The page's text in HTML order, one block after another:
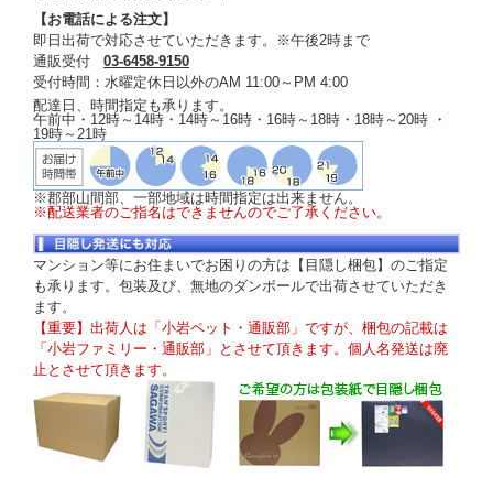
【お電話による注文】
即日出荷で対応させていただきます。※午後2時まで
通販受付 03-6458-9150
受付時間：水曜定休日以外のAM 11:00～PM 4:00
配達日、時間指定も承ります。
午前中・12時～14時・14時～16時・16時～18時・18時～20時 ・
19時～21時
※郡部山間部、一部地域は時間指定は出来ません。
※配送業者のご指名はできませんのでご了承ください。
マンション等にお住まいでお困りの方は【目隠し梱包】のご指定
も承ります。包装及び、無地のダンボールで出荷させていただき
ます。
【重要】出荷人は「小岩ペット・通販部」ですが、梱包の記載は
「小岩ファミリー・通販部」とさせて頂きます。個人名発送は廃
止とさせて頂きます。